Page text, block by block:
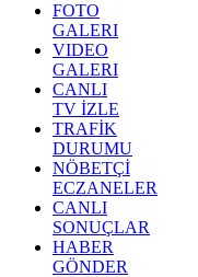
FOTO
GALERI
VIDEO
GALERI
CANLI
TV İZLE
TRAFİK
DURUMU
NÖBETÇİ
ECZANELER
CANLI
SONUÇLAR
HABER
GÖNDER